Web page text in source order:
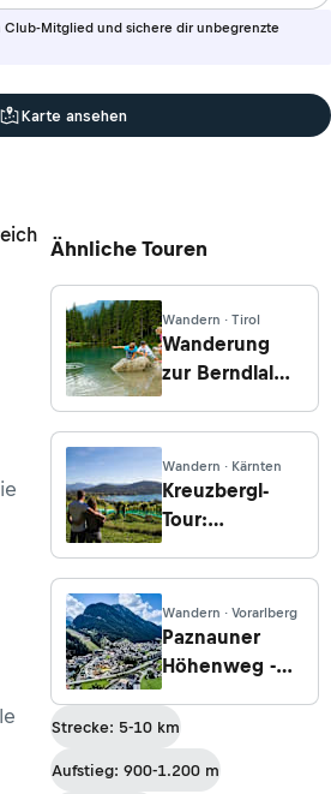
Mitglied und sichere dir unbegrenzte
Karte ansehen
Ähnliche Touren
Wandern · Tirol
Wanderung
zur Berndlalm
Siggen über
die
Kampriesenalm
Wandern · Kärnten
Kreuzbergl-
Tour:
Fliehburghöhe
Wandern · Vorarlberg
Paznauner
Höhenweg -
Von Ischgl
nach Galtür
Strecke: 5-10 km
Aufstieg: 900-1.200 m